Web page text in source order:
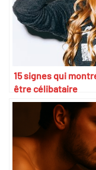
15 signes qui
être célibataire